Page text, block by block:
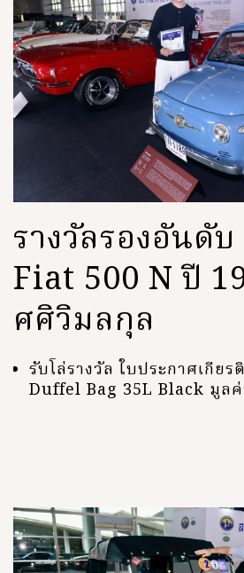
รางวัลรองอันดั
Fiat 500 N ปี
ศศิวิมลกุล
รับโล่รางวัล ใบประกาศเกี
Duffel Bag 35L Black มูล